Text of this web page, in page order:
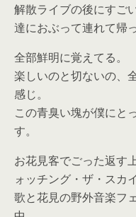
解散ライブの後にすご
達におぶって連れて帰
全部鮮明に覚えてる。
楽しいのと切ないの、
感じ。
この青臭い塊が僕にと
す。
お花見客でごった返す
ォッチング・ザ・スカ
歌と花見の野外音楽フ